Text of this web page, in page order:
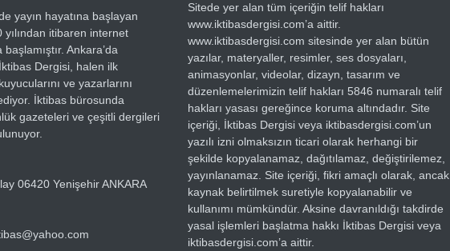
yayın hayatına başlayan
itibaren internet
Ankara’da
Dergisi, halen ilk
ve yazarlarını
İktibas bürosunda
gazeteleri ve çeşitli dergileri
06420 Yenişehir ANKARA
Sitede yer alan tüm içeriğin telif hakları
www.iktibasdergisi.com’a aittir.
www.iktibasdergisi.com sitesinde yer alan bütün
yazılar, materyaller, resimler, ses dosyaları,
animasyonlar, videolar, dizayn, tasarım ve
düzenlemelerimizin telif hakları 5846 numaralı telif
hakları yasası gereğince koruma altındadır. Site
içeriği, İktibas Dergisi veya iktibasdergisi.com’un
yazılı izni olmaksızın ticari olarak herhangi bir
şekilde kopyalanamaz, dağıtılamaz, değiştirilemez,
yayınlanamaz. Site içeriği, fikri amaçlı olarak, ancak
kaynak belirtilmek suretiyle kopyalanabilir ve
kullanımı mümkündür. Aksine davranıldığı takdirde
yasal işlemleri başlatma hakkı İktibas Dergisi veya
iktibasdergisi.com’a aittir.